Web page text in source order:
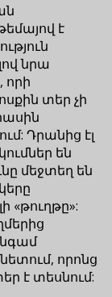
է
նրա
որի
տեր չի
Դրանից էլ
են
մեջտեղ են
որոնց
է տեսնում: